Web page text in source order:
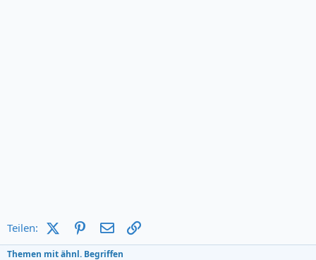
Teilen: X (Twitter)PinterestE-Mail
Themen mit ähnl. Begriffen